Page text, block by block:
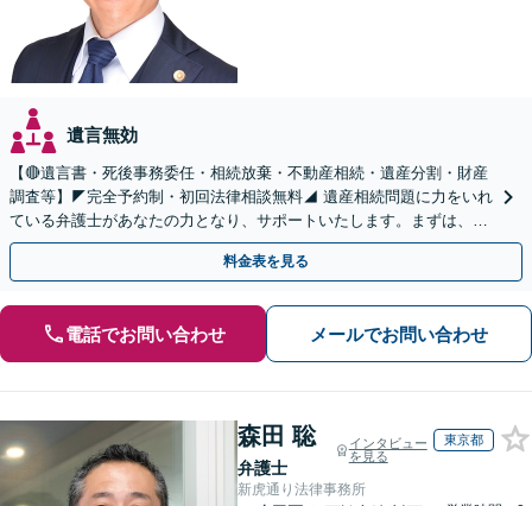
遺言無効
【🔴遺言書・死後事務委任・相続放棄・不動産相続・遺産分割・財産
調査等】◤完全予約制・初回法律相談無料◢ 遺産相続問題に力をいれ
ている弁護士があなたの力となり、サポートいたします。まずは、お
気軽にお問い合わせください。
料金表を見る
電話でお問い合わせ メールでお問い合わせ
森田 聡
弁護士
インタビュー
を見る
東京都
新虎通り法律事務所